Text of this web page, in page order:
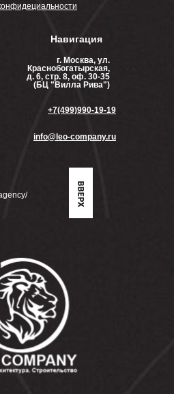
Навигация
г. Москва, ул.
Краснобогатырская,
д. 6, стр. 8, оф. 30-35
(БЦ "Вилла Рива")
info@leo-company.ru
+7(499)990-19-19